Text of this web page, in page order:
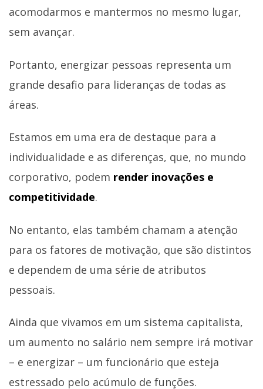
acomodarmos e mantermos no mesmo lugar,
sem avançar.
Portanto, energizar pessoas representa um
grande desafio para lideranças de todas as
áreas.
Estamos em uma era de destaque para a
individualidade e as diferenças, que, no mundo
corporativo, podem render inovações e
competitividade.
No entanto, elas também chamam a atenção
para os fatores de motivação, que são distintos
e dependem de uma série de atributos
pessoais.
Ainda que vivamos em um sistema capitalista,
um aumento no salário nem sempre irá motivar
– e energizar – um funcionário que esteja
estressado pelo acúmulo de funções.